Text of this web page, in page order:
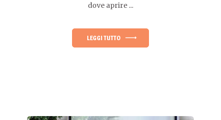
dove aprire ...
LEGGI TUTTO